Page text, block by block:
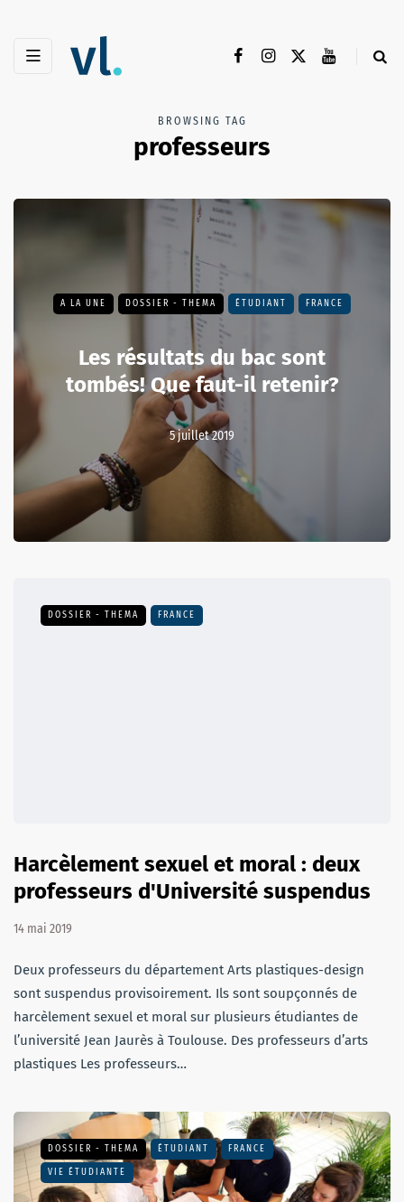
BROWSING TAG
professeurs
A LA UNE DOSSIER - THEMA ÉTUDIANT FRANCE
Les résultats du bac sont
tombés! Que faut-il retenir?
5 juillet 2019
DOSSIER - THEMA FRANCE
Harcèlement sexuel et moral : deux
professeurs d'Université suspendus
14 mai 2019
Deux professeurs du département Arts plastiques-design
sont suspendus provisoirement. Ils sont soupçonnés de
harcèlement sexuel et moral sur plusieurs étudiantes de
l’université Jean Jaurès à Toulouse. Des professeurs d’arts
plastiques Les professeurs…
DOSSIER - THEMA ÉTUDIANT FRANCE
VIE ÉTUDIANTE